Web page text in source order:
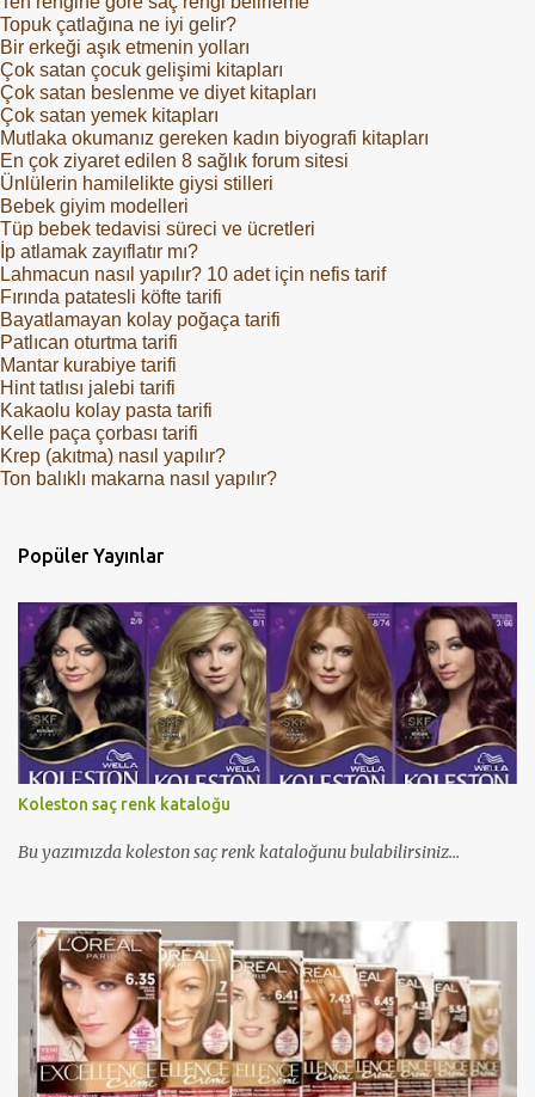
Topuk çatlağına ne iyi gelir?
Bir erkeği aşık etmenin yolları
Çok satan çocuk gelişimi kitapları
Çok satan beslenme ve diyet kitapları
Çok satan yemek kitapları
Mutlaka okumanız gereken kadın biyografi kitapları
En çok ziyaret edilen 8 sağlık forum sitesi
Ünlülerin hamilelikte giysi stilleri
Bebek giyim modelleri
Tüp bebek tedavisi süreci ve ücretleri
İp atlamak zayıflatır mı?
Lahmacun nasıl yapılır? 10 adet için nefis tarif
Fırında patatesli köfte tarifi
Bayatlamayan kolay poğaça tarifi
Patlıcan oturtma tarifi
Mantar kurabiye tarifi
Hint tatlısı jalebi tarifi
Kakaolu kolay pasta tarifi
Kelle paça çorbası tarifi
Krep (akıtma) nasıl yapılır?
Ton balıklı makarna nasıl yapılır?
Popüler Yayınlar
Koleston saç renk kataloğu
Bu yazımızda koleston saç renk kataloğunu bulabilirsiniz...